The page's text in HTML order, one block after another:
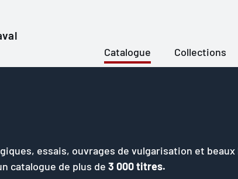
Catalogue Collections
essais, ouvrages de vulgarisation et beaux
catalogue de plus de 3 000 titres.